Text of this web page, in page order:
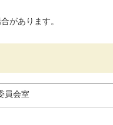
があります。
員会室